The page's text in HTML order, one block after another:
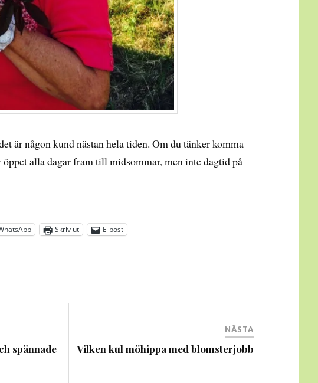
är någon kund nästan hela tiden. Om du tänker komma –
alla dagar fram till midsommar, men inte dagtid på
Skriv ut E-post
spännade
NÄSTA
Vilken kul möhippa med blomsterjobb